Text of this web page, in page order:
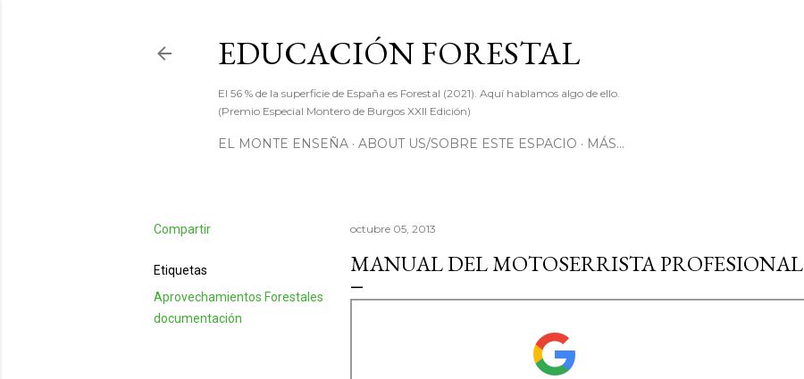
EDUCACIÓN FORESTAL
El 56 % de la superficie de España es Forestal (2021). Aquí hablamos algo de ello.
(Premio Especial Montero de Burgos XXII Edición)
EL MONTE ENSEÑA ABOUT US/SOBRE ESTE ESPACIO MÁS…
Compartir
Etiquetas
Aprovechamientos Forestales
documentación
octubre 05, 2013
MANUAL DEL MOTOSERRISTA PROFESIONAL